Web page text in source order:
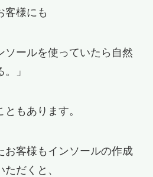
客様にも
ソールを使っていたら自然
」
もあります。
お客様もインソールの作成
だくと、